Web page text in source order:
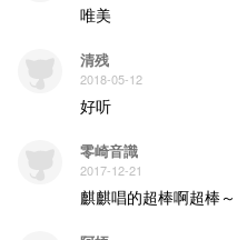
唯美
清残
2018-05-12
好听
零崎音識
2017-12-21
麒麒唱的超棒啊超棒～